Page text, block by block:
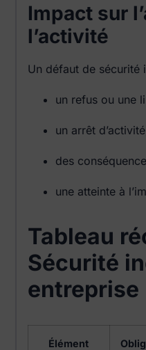
Impact sur
l’activité
Un défaut de sécurité
un refus ou une
un arrêt
des
une atteinte à
Tableau
Sécurité
entreprise
Élément